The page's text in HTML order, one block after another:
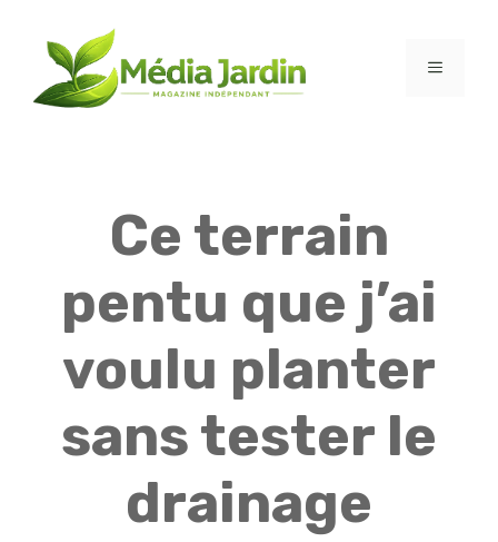
contenu
MENU
Ce terrain
pentu que j’ai
voulu planter
sans tester le
drainage